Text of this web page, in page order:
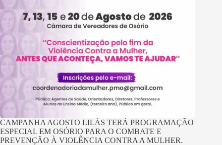
CAMPANHA AGOSTO LILÁS TERÁ PROGRAMAÇÃO
ESPECIAL EM OSÓRIO PARA O COMBATE E
PREVENÇÃO À VIOLÊNCIA CONTRA A MULHER.